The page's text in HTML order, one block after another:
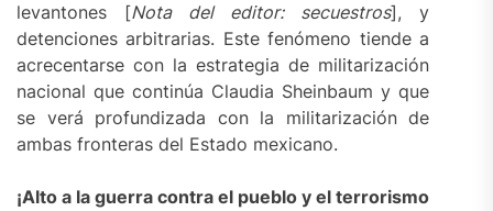
levantones [Nota del editor: secuestros], y
detenciones arbitrarias. Este fenómeno tiende a
acrecentarse con la estrategia de militarización
nacional que continúa Claudia Sheinbaum y que
se verá profundizada con la militarización de
ambas fronteras del Estado mexicano.
¡Alto a la guerra contra el pueblo y el terrorismo